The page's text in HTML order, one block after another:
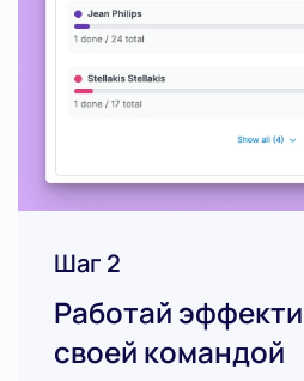
Шаг 2
Работай
своей командой